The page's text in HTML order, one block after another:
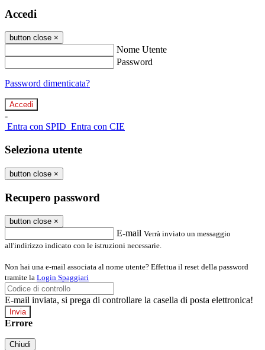
Accedi
button close ×
Nome Utente
Password
Password dimenticata?
-
Entra con SPID Entra con CIE
Seleziona utente
button close ×
Recupero password
button close ×
E-mail Verrà inviato un messaggio
all'indirizzo indicato con le istruzioni necessarie.
Non hai una e-mail associata al nome utente? Effettua il reset della password
tramite la Login Spaggiari
E-mail inviata, si prega di controllare la casella di posta elettronica!
Errore
Chiudi